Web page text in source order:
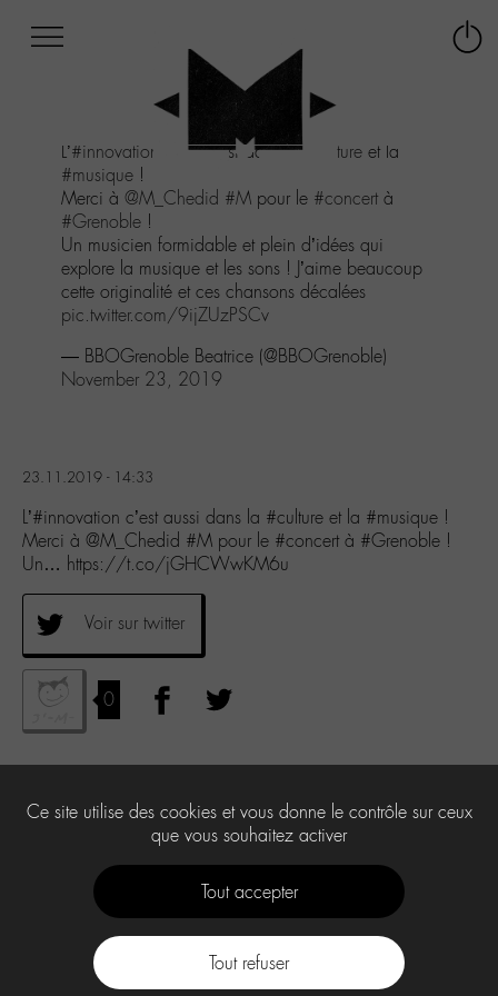
menu
Aller
contenu
Aller
recherche
L’#innovation c’est aussi dans la #culture et la
#musique !
Merci à @M_Chedid #M pour le #concert à
#Grenoble !
Un musicien formidable et plein d’idées qui
explore la musique et les sons ! J’aime beaucoup
cette originalité et ces chansons décalées
pic.twitter.com/9ijZUzPSCv
— BBOGrenoble Beatrice (@BBOGrenoble)
November 23, 2019
23.11.2019 - 14:33
L’#innovation c’est aussi dans la #culture et la #musique !
Merci à @M_Chedid #M pour le #concert à #Grenoble !
Un… https://t.co/jGHCWwKM6u
Voir sur twitter
0
Ce site utilise des cookies et vous donne le contrôle sur ceux
que vous souhaitez activer
Tout accepter
Tout refuser